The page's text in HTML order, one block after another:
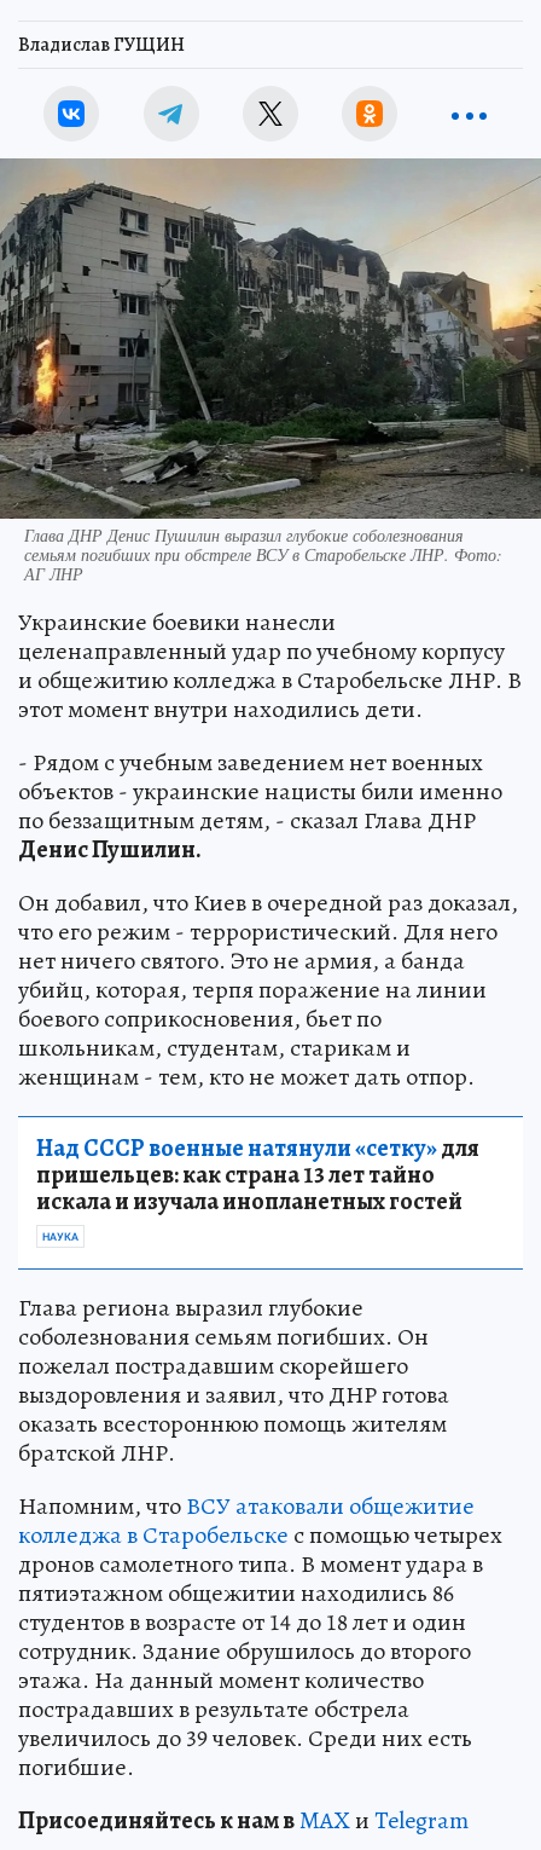
Владислав ГУЩИН
Глава ДНР Денис Пушилин выразил глубокие соболезнования
семьям погибших при обстреле ВСУ в Старобельске ЛНР. Фото:
АГ ЛНР
Украинские боевики нанесли
целенаправленный удар по учебному корпусу
и общежитию колледжа в Старобельске ЛНР. В
этот момент внутри находились дети.
- Рядом с учебным заведением нет военных
объектов - украинские нацисты били именно
по беззащитным детям, - сказал Глава ДНР
Денис Пушилин.
Он добавил, что Киев в очередной раз доказал,
что его режим - террористический. Для него
нет ничего святого. Это не армия, а банда
убийц, которая, терпя поражение на линии
боевого соприкосновения, бьет по
школьникам, студентам, старикам и
женщинам - тем, кто не может дать отпор.
Над СССР военные натянули «сетку»для
пришельцев: как страна 13 лет тайно
искала и изучала инопланетных гостей
НАУКА
Глава региона выразил глубокие
соболезнования семьям погибших. Он
пожелал пострадавшим скорейшего
выздоровления и заявил, что ДНР готова
оказать всестороннюю помощь жителям
братской ЛНР.
Напомним, чтоВСУ атаковали общежитие
колледжа в Старобельске с помощью четырех
дронов самолетного типа. В момент удара в
пятиэтажном общежитии находились 86
студентов в возрасте от 14 до 18 лет и один
сотрудник. Здание обрушилось до второго
этажа. На данный момент количество
пострадавших в результате обстрела
увеличилось до 39 человек. Среди них есть
погибшие.
Присоединяйтесь к нам вMAXиTelegram